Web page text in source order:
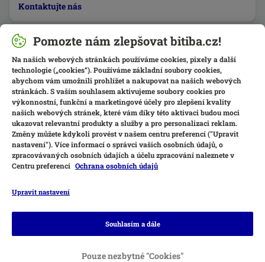
Kontaktujte nás
Pomozte nám zlepšovat bitiba.cz!
Na našich webových stránkách používáme cookies, pixely a další
technologie („cookies“). Používáme základní soubory cookies,
abychom vám umožnili prohlížet a nakupovat na našich webových
stránkách. S vaším souhlasem aktivujeme soubory cookies pro
výkonnostní, funkční a marketingové účely pro zlepšení kvality
našich webových stránek, které vám díky této aktivaci budou moci
ukazovat relevantní produkty a služby a pro personalizaci reklam.
Změny můžete kdykoli provést v našem centru preferencí ("Upravit
nastavení"). Více informací o správci vašich osobních údajů, o
zpracovávaných osobních údajích a účelu zpracování naleznete v
Centru preferencí Ochrana osobních údajů
Upravit nastavení
Pouze nezbytné "Cookies"
Souhlasím a dále